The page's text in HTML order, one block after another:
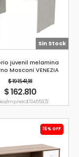
Sin Stock
juvenil melamina
Mosconi VENEZIA
$ 191.541,18
$ 162.810
s/imp. nac. $ 134.553,72
15% OFF